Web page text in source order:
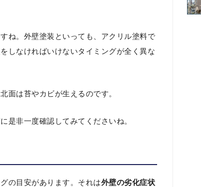
ね。外壁塗装といっても、アクリル塗料で
しなければいけないタイミングが全く異な
面は苔やカビが生えるのです。
是非一度確認してみてくださいね。
の目安があります。それは外壁の劣化症状